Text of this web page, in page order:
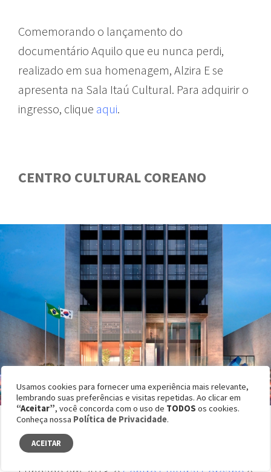
Comemorando o lançamento do
documentário Aquilo que eu nunca perdi,
realizado em sua homenagem, Alzira E se
apresenta na Sala Itaú Cultural. Para adquirir o
ingresso, clique aqui.
CENTRO CULTURAL COREANO
Frente do Centro Cultural Coreano.
Foto: Casa/Reprodução
Usamos cookies para fornecer uma experiência mais relevante,
lembrando suas preferências e visitas repetidas. Ao clicar em
“Aceitar”, você concorda com o uso de TODOS os cookies.
Conheça nossa Política de Privacidade.
ACEITAR